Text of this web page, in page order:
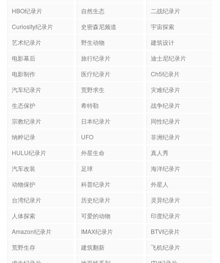
HBO纪录片
自然生态
二战纪录片
Curiosity纪录片
史密森尼频道
宇宙探索
艺术纪录片
野生动物
建筑设计
电影幕后
旅行纪录片
迪士尼纪录片
电影制作
医疗纪录片
Ch5纪录片
汽车纪录片
荒野求生
灾难纪录片
生态保护
希特勒
战争纪录片
宗教纪录片
日本纪录片
同性纪录片
纳粹记录
UFO
非洲纪录片
HULU纪录片
外星生命
真人秀
汽车改装
足球
海洋纪录片
动物保护
科普纪录片
外星人
台湾纪录片
历史纪录片
灵异纪录片
人体探索
可爱的动物
印度纪录片
Amazon纪录片
IMAX纪录片
BTV纪录片
荒野生存
建筑翻新
飞机纪录片